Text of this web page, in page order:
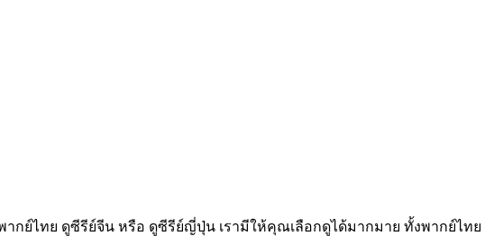
ากย์ไทย ดูซีรีย์จีน หรือ ดูซีรีย์ญี่ปุ่น เรามีให้คุณเลือกดูได้มากมาย ทั้งพากย์ไท